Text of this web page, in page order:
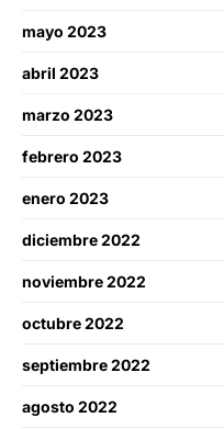
mayo 2023
abril 2023
marzo 2023
febrero 2023
enero 2023
diciembre 2022
noviembre 2022
octubre 2022
septiembre 2022
agosto 2022